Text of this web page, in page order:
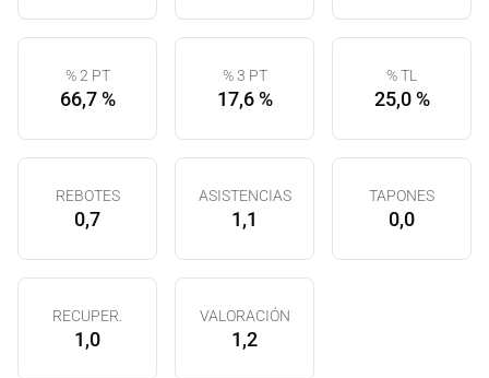
% 2 PT
66,7 %
% 3 PT
17,6 %
% TL
25,0 %
REBOTES
0,7
ASISTENCIAS
1,1
TAPONES
0,0
RECUPER.
1,0
VALORACIÓN
1,2